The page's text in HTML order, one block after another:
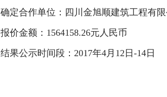
确定合作单位： 四川金旭顺建筑工程有限
报价金额： 1564158.26元人民币
结果公示时间段： 2017年4 月 12 日-14日